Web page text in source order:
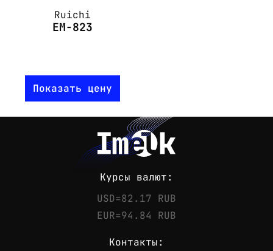
Ruichi
EM-823
Показать цену
Курсы валют:
USD=82.17 RUB
EUR=94.84 RUB
Контакты: